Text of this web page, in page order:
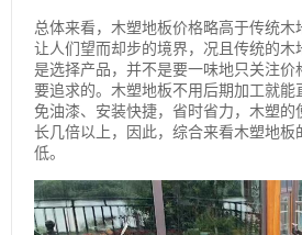
总体来看，木塑地板价格略高于传统木
让人们望而却步的境界，况且传统的木
是选择产品，并不是要一味地只关注价
要追求的。木塑地板不用后期加工就能
免油漆、安装快捷，省时省力，木塑
长几倍以上，因此，综合来看木塑地板
低。